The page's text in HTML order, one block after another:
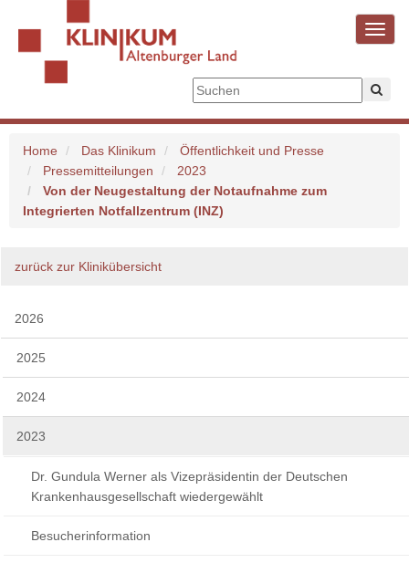
Home Das Klinikum
Öffentlichkeit und Presse
Pressemitteilungen
2023
Von der Neugestaltung der Notaufnahme zum
Integrierten Notfallzentrum (INZ)
zurück zur Klinikübersicht
2026
2025
2024
2023
Dr. Gundula Werner als Vizepräsidentin der Deutschen
Krankenhausgesellschaft wiedergewählt
Besucherinformation